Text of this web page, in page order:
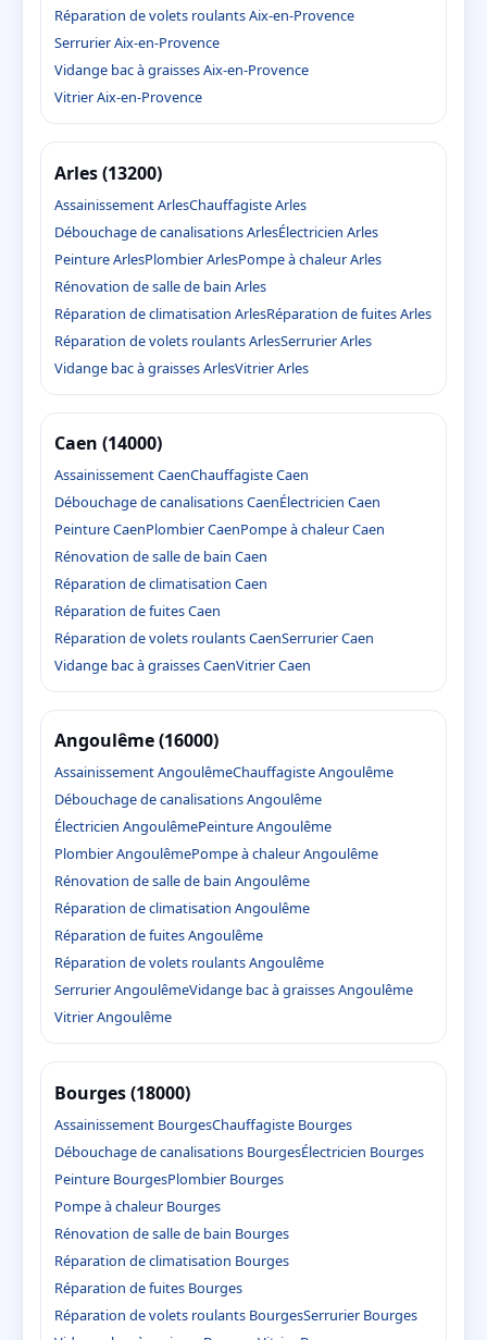
Réparation de volets roulants Aix-en-Provence
Serrurier Aix-en-Provence
Vidange bac à graisses Aix-en-Provence
Vitrier Aix-en-Provence
Arles (13200)
Assainissement ArlesChauffagiste Arles
Débouchage de canalisations ArlesÉlectricien Arles
Peinture ArlesPlombier ArlesPompe à chaleur Arles
Rénovation de salle de bain Arles
Réparation de climatisation ArlesRéparation de fuites Arles
Réparation de volets roulants ArlesSerrurier Arles
Vidange bac à graisses ArlesVitrier Arles
Caen (14000)
Assainissement CaenChauffagiste Caen
Débouchage de canalisations CaenÉlectricien Caen
Peinture CaenPlombier CaenPompe à chaleur Caen
Rénovation de salle de bain Caen
Réparation de climatisation Caen
Réparation de fuites Caen
Réparation de volets roulants CaenSerrurier Caen
Vidange bac à graisses CaenVitrier Caen
Angoulême (16000)
Assainissement AngoulêmeChauffagiste Angoulême
Débouchage de canalisations Angoulême
Électricien AngoulêmePeinture Angoulême
Plombier AngoulêmePompe à chaleur Angoulême
Rénovation de salle de bain Angoulême
Réparation de climatisation Angoulême
Réparation de fuites Angoulême
Réparation de volets roulants Angoulême
Serrurier AngoulêmeVidange bac à graisses Angoulême
Vitrier Angoulême
Bourges (18000)
Assainissement BourgesChauffagiste Bourges
Débouchage de canalisations BourgesÉlectricien Bourges
Peinture BourgesPlombier Bourges
Pompe à chaleur Bourges
Rénovation de salle de bain Bourges
Réparation de climatisation Bourges
Réparation de fuites Bourges
Réparation de volets roulants BourgesSerrurier Bourges